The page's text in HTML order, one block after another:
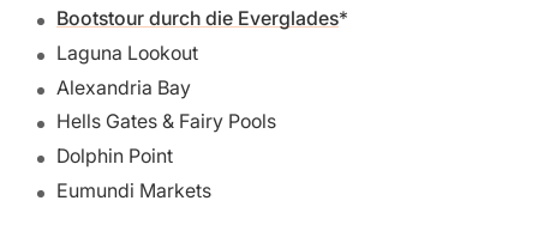
Bootstour durch die Everglades
Laguna Lookout
Alexandria Bay
Hells Gates & Fairy Pools
Dolphin Point
Eumundi Markets